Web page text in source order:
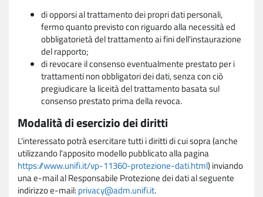
di opporsi al trattamento dei propri dati personali,
fermo quanto previsto con riguardo alla necessità ed
obbligatorietà del trattamento ai fini dell'instaurazione
del rapporto;
di revocare il consenso eventualmente prestato per i
trattamenti non obbligatori dei dati, senza con ciò
pregiudicare la liceità del trattamento basata sul
consenso prestato prima della revoca.
Modalità di esercizio dei diritti
L'interessato potrà esercitare tutti i diritti di cui sopra (anche
utilizzando l'apposito modello pubblicato alla pagina
https://www.unifi.it/vp-11360-protezione-dati.html) inviando
una e-mail al Responsabile Protezione dei dati al seguente
indirizzo e-mail:privacy@adm.unifi.it.